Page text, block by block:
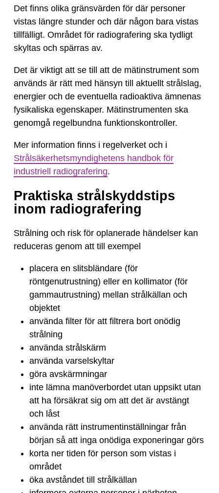
Det finns olika gränsvärden för där personer
vistas längre stunder och där någon bara vistas
tillfälligt. Området för radiografering ska tydligt
skyltas och spärras av.
Det är viktigt att se till att de mätinstrument som
används är rätt med hänsyn till aktuellt strålslag,
energier och de eventuella radioaktiva ämnenas
fysikaliska egenskaper. Mätinstrumenten ska
genomgå regelbundna funktionskontroller.
Mer information finns i regelverket och i
Strålsäkerhetsmyndighetens handbok för
industriell radiografering.
Praktiska strålskyddstips
inom radiografering
Strålning och risk för oplanerade händelser kan
reduceras genom att till exempel
placera en slitsbländare (för
röntgenutrustning) eller en kollimator (för
gammautrustning) mellan strålkällan och
objektet
använda filter för att filtrera bort onödig
strålning
använda strålskärm
använda varselskyltar
göra avskärmningar
inte lämna manöverbordet utan uppsikt utan
att ha försäkrat sig om att det är avstängt
och låst
använda rätt instrumentinställningar från
början så att inga onödiga exponeringar görs
korta ner tiden för person som vistas i
området
öka avståndet till strålkällan